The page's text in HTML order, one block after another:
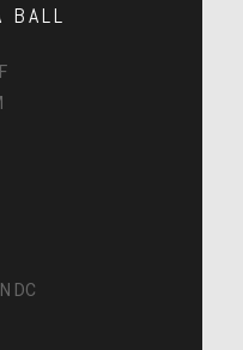
BALL
DC